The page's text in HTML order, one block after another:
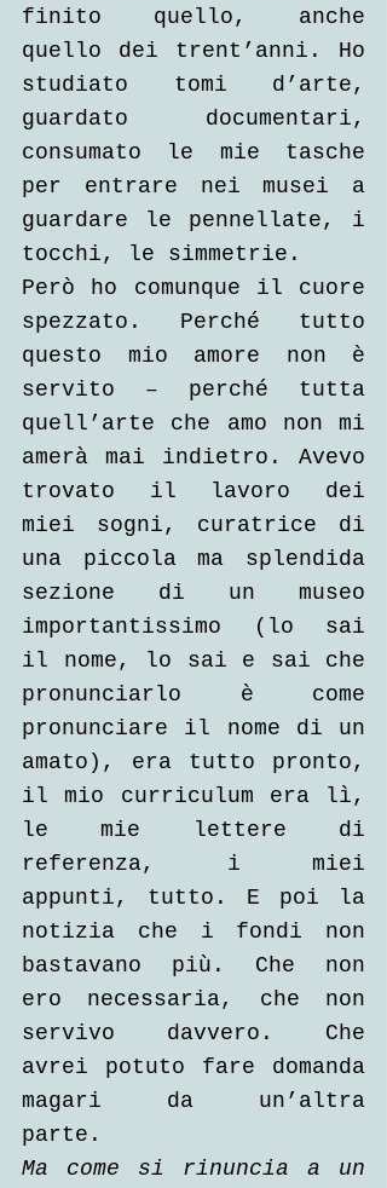
finito quello, anche
quello dei trent’anni. Ho
studiato tomi d’arte,
guardato documentari,
consumato le mie tasche
per entrare nei musei a
guardare le pennellate, i
tocchi, le simmetrie.
Però ho comunque il cuore
spezzato. Perché tutto
questo mio amore non è
servito – perché tutta
quell’arte che amo non mi
amerà mai indietro. Avevo
trovato il lavoro dei
miei sogni, curatrice di
una piccola ma splendida
sezione di un museo
importantissimo (lo sai
il nome, lo sai e sai che
pronunciarlo è come
pronunciare il nome di un
amato), era tutto pronto,
il mio curriculum era lì,
le mie lettere di
referenza, i miei
appunti, tutto. E poi la
notizia che i fondi non
bastavano più. Che non
ero necessaria, che non
servivo davvero. Che
avrei potuto fare domanda
magari da un’altra
parte.
Ma come si rinuncia a un